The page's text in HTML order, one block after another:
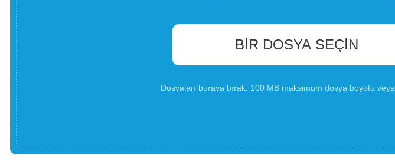
BIR DOSYA SEÇIN
Dosyaları buraya bırak. 100 MB maksimum dosya boyutu veya